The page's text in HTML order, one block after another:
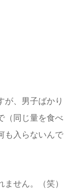
が、男子ばかり
（同じ量を食べ
も入らないんで
せん。（笑）